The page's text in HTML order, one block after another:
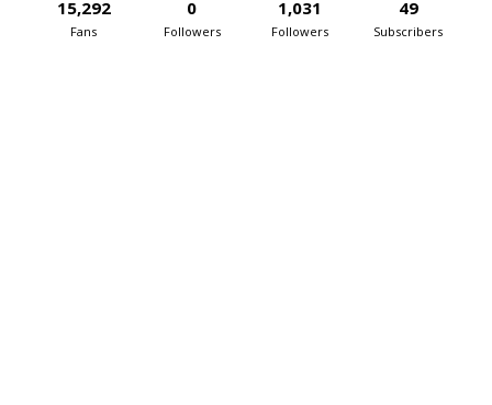
15,292
Fans
0
Followers
1,031
Followers
49
Subscribers